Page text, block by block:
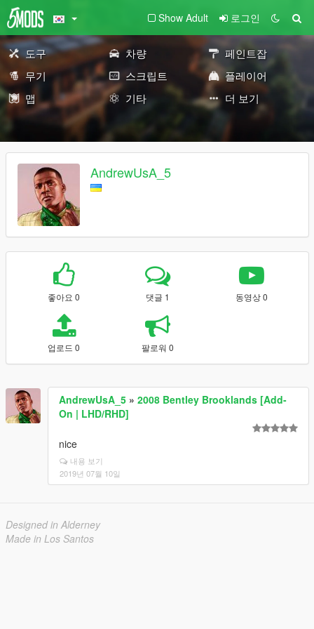
Show Adult 로그인
도구 차량
페인트잡
무기
스크립트
플레이어
맵
기타 더 보기
AndrewUsA_5
좋아요 0 댓글 1 동영상 0
업로드 0 팔로워 0
AndrewUsA_5 » 2008 Bentley Brooklands [Add-
On | LHD/RHD]
nice
내용 보기
2019년 07월 10일
Designed in Alderney
Made in Los Santos